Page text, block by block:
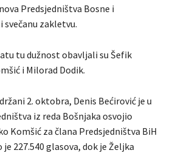
Predsjedništva Bosne i
zakletvu.
tu dužnost obavljali su Šefik
i Milorad Dodik.
2. oktobra, Denis Bećirović je u
iz reda Bošnjaka osvojio
Komšić za člana Predsjedništva BiH
227.540 glasova, dok je Željka